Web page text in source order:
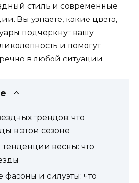
стиль и современные
Вы узнаете, какие цвета,
подчеркнут вашу
и помогут
в любой ситуации.
трендов: что
в этом сезоне
тенденции весны: что
фасоны и силуэты: что